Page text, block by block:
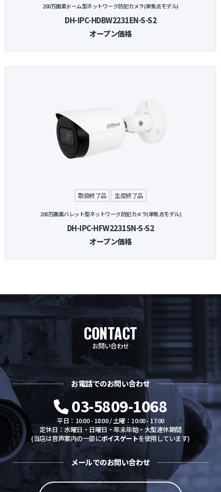
200万画素ドーム型ネットワーク防犯カメラ(単焦点モデル)
DH-IPC-HDBW2231EN-S-S2
オープン価格
取扱終了品 生産終了品
200万画素バレット型ネットワーク防犯カメラ(単焦点モデル)
DH-IPC-HFW2231SN-S-S2
オープン価格
CONTACT
お問い合わせ
お電話でのお問い合わせ
03-5809-1068
平日：10:00 - 18:00 / 土曜：10:00 - 17:00
定休日：水曜日・日曜日・年末年始・大型連休期間
(当店は音声案内の一部にボイスゲートを使用しています)
メールでのお問い合わせ